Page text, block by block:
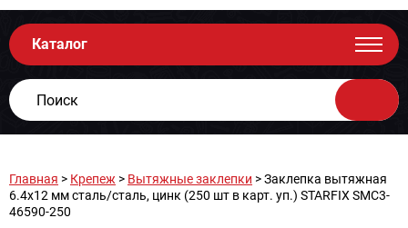
Каталог
Главная > Крепеж > Вытяжные заклепки > Заклепка вытяжная
6.4х12 мм сталь/сталь, цинк (250 шт в карт. уп.) STARFIX SMC3-
46590-250